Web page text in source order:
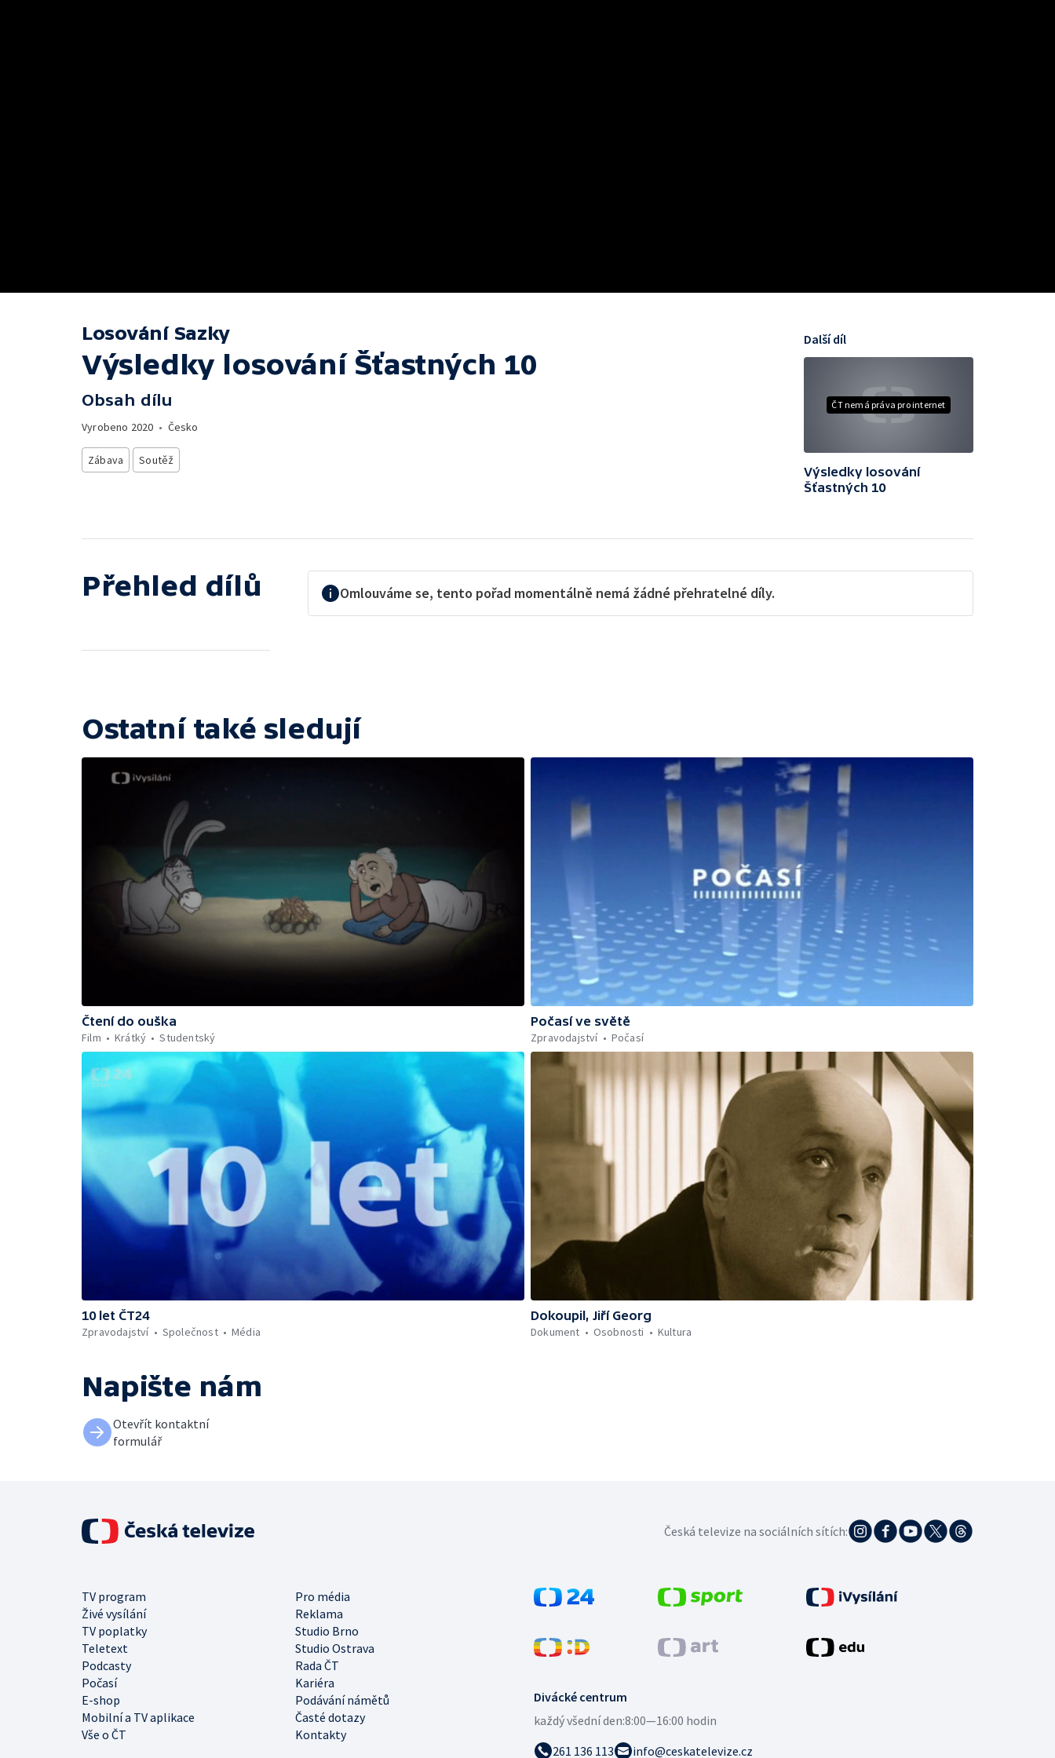
Losování Sazky
Výsledky losování Šťastných 10
Obsah dílu
Vyrobeno 2020 • Česko
Zábava Soutěž
ČT nemá práva pro internet
Další díl
Výsledky losování
Šťastných 10
Přehled dílů Omlouváme se, tento pořad momentálně nemá žádné přehratelné díly.
Ostatní také sledují
Čtení do ouška
Film
Krátký Studentský
Počasí ve světě
Zpravodajství
Počasí
10 let ČT24
Zpravodajství
Společnost Média
Dokoupil, Jiří Georg
Dokument
Osobnosti Kultura
Napište nám
Otevřít kontaktní
formulář
Divácké centrum
každý všední den:8:00—16:00 hodin
261 136 113
info@ceskatelevize.cz
TV program
Pro média
Živé vysílání
Reklama
TV poplatky
Studio Brno
Teletext
Studio Ostrava
Podcasty
Rada ČT
Počasí
Kariéra
E-shop
Podávání námětů
Mobilní a TV aplikace
Časté dotazy
Vše o ČT
Kontakty
Česká televize na sociálních sítích: